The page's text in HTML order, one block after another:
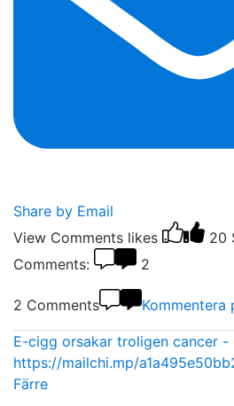
Share by Email
View Comments likes 20
Comments:
2
2 Comments Kommentera
E-cigg orsakar troligen cancer -
https://mailchi.mp/
Färre